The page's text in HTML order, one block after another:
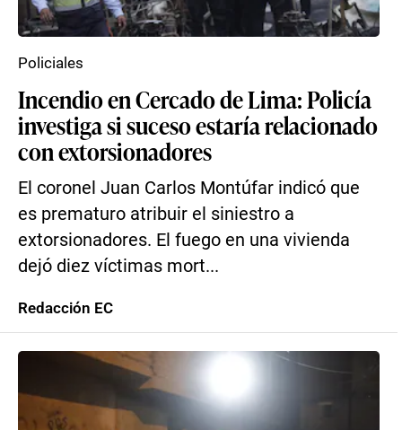
Incendio en Cercado de Lima: Policía
investiga si suceso estaría relacionado
con extorsionadores
El coronel Juan Carlos Montúfar indicó que
es prematuro atribuir el siniestro a
extorsionadores. El fuego en una vivienda
dejó diez víctimas mort...
Policiales
Redacción EC